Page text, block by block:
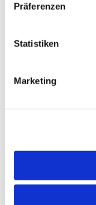
Präferenzen
Statistiken
Marketing